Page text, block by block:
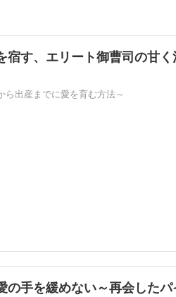
宿す、エリート御曹司の甘
ら出産までに愛を育む方法～
の手を緩めない～再会した